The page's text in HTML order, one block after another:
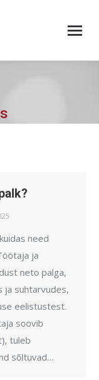
need
ja
neto palga,
ja suhtarvudes,
eelistustest.
soovib
tuleb
sõltuvad…